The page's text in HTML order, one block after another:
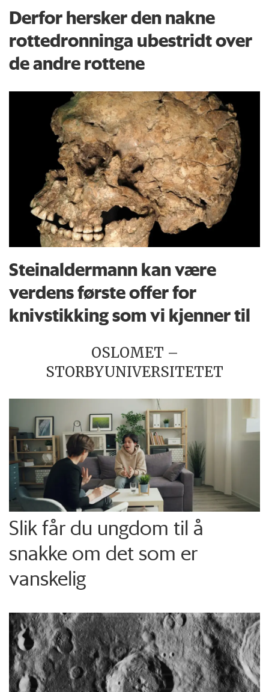
Derfor hersker den nakne
rottedronninga ubestridt over
de andre rottene
Steinaldermann kan være
verdens første offer for
knivstikking som vi kjenner til
OSLOMET –
STORBYUNIVERSITETET
Slik får du ungdom til å
snakke om det som er
vanskelig